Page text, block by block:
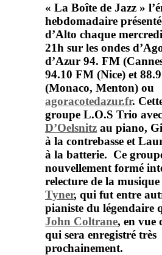
« La Boîte de Jazz »
hebdomadaire
d’Alto chaque
21h sur les ondes d’
d’Azur 94. FM
94.10 FM (Nice) et
(Monaco, Menton) ou
agoracotedazur.fr.
groupe L.O.S Trio avec
D’Oelsnitz au piano,
à la contrebasse et
à la batterie. Ce
nouvellement formé
relecture de la musique
Tyner, qui fut entre
pianiste du légendaire
John Coltrane, en vue
qui sera enregistré très
prochainement.